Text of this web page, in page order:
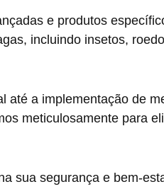
e produtos
incluindo insetos,
até a implementação de
meticulosamente para
sua segurança e bem-